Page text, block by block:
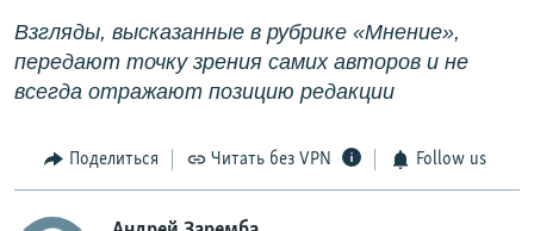
Взгляды, высказанные в рубрике «Мнение»,
передают точку зрения самих авторов и не
всегда отражают позицию редакции
Поделиться Читать без VPN Follow us